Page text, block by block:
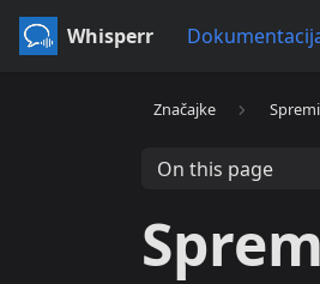
Whisperr
Značajke
On this page